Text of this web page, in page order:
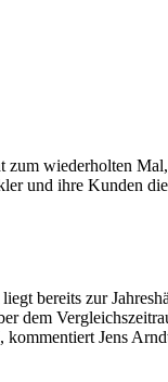
wiederholten
und ihre Kunden
bereits zur
Jens